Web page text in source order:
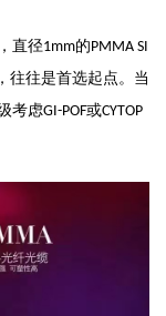
直径1mm的PMMA SI
往往是首选起点。当
考虑GI-POF或CYTOP